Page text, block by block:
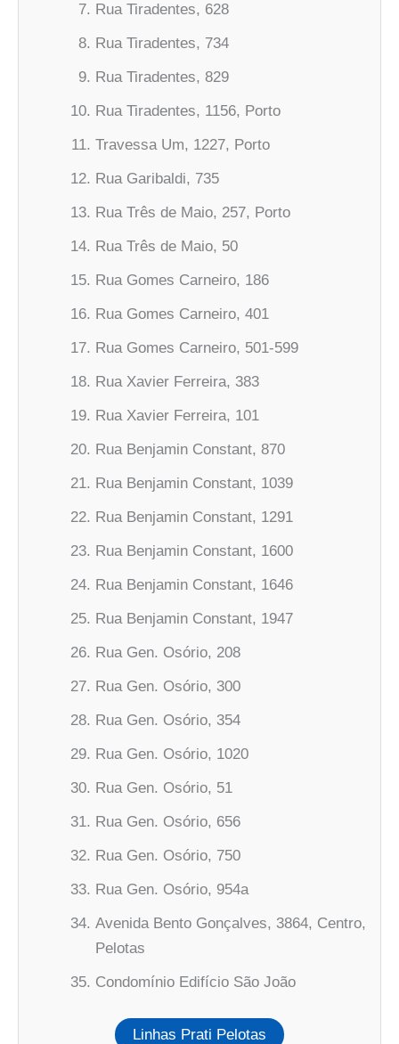
Rua Tiradentes, 628
Rua Tiradentes, 734
Rua Tiradentes, 829
Rua Tiradentes, 1156, Porto
Travessa Um, 1227, Porto
Rua Garibaldi, 735
Rua Três de Maio, 257, Porto
Rua Três de Maio, 50
Rua Gomes Carneiro, 186
Rua Gomes Carneiro, 401
Rua Gomes Carneiro, 501-599
Rua Xavier Ferreira, 383
Rua Xavier Ferreira, 101
Rua Benjamin Constant, 870
Rua Benjamin Constant, 1039
Rua Benjamin Constant, 1291
Rua Benjamin Constant, 1600
Rua Benjamin Constant, 1646
Rua Benjamin Constant, 1947
Rua Gen. Osório, 208
Rua Gen. Osório, 300
Rua Gen. Osório, 354
Rua Gen. Osório, 1020
Rua Gen. Osório, 51
Rua Gen. Osório, 656
Rua Gen. Osório, 750
Rua Gen. Osório, 954a
Avenida Bento Gonçalves, 3864, Centro,
Pelotas
Condomínio Edifício São João
Linhas Prati Pelotas